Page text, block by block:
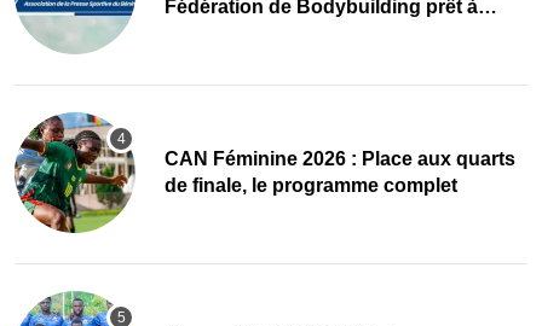
Fédération de Bodybuilding prêt à
CAN Féminine 2026 : Place aux quarts
de finale, le programme complet